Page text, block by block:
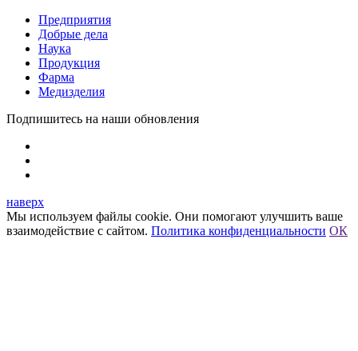
Предприятия
Добрые дела
Наука
Продукция
Фарма
Медизделия
Подпишитесь на наши обновления
наверх
Мы используем файлы cookie. Они помогают улучшить ваше
взаимодействие с сайтом. Политика конфиденциальности ОК